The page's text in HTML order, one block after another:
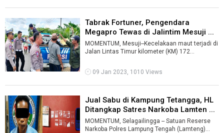
Tabrak Fortuner, Pengendara
Megapro Tewas di Jalintim Mesuji ...
MOMENTUM, Mesuji--Kecelakaan maut terjadi di
Jalan Lintas Timur kilometer (KM) 172
09 Jan 2023, 1010 Views
Jual Sabu di Kampung Tetangga, HL
Ditangkap Satres Narkoba Lamten ...
MOMENTUM, Selagailingga -- Satuan Reserse
Narkoba Polres Lampung Tengah (Lamteng)